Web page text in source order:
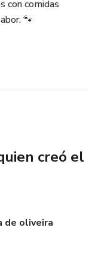
con comidas
🐾
creó el
de oliveira